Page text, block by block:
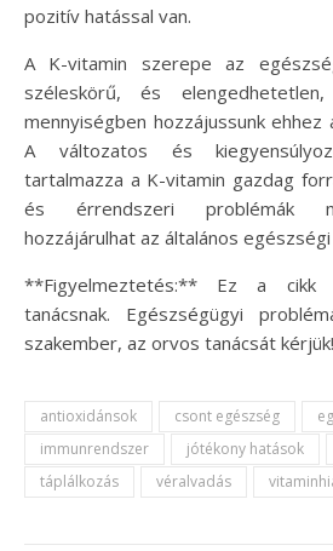
pozitív hatással van.
A K-vitamin szerepe az
széleskörű, és
mennyiségben hozzájussunk
A változatos és
tartalmazza a K-vitamin gazdag
és érrendszeri problémák
hozzájárulhat az általános
**Figyelmeztetés:** Ez a cikk
tanácsnak. Egészségügyi
szakember, az orvos tanácsát kérjük!
antioxidánsok csont egészség
immunrendszer
jótékony hatások
táplálkozás
véralvadás